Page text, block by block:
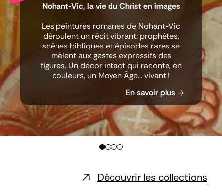
Nohant-Vic, la vie du Christ en images
Les peintures romanes de Nohant-Vic
déroulent un récit vibrant: prophètes,
scènes bibliques et épisodes rares se
mêlent aux gestes expressifs des
figures. Un décor intact qui raconte, en
couleurs, un Moyen Âge… vivant !
En savoir plus
Découvrir les collections